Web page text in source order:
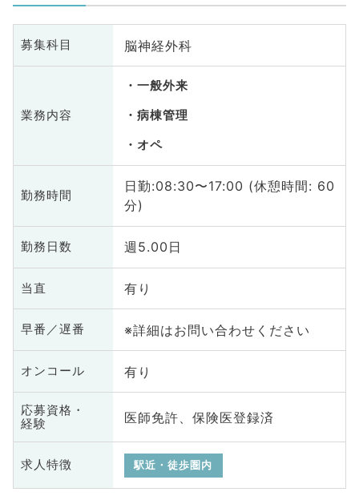
募集科目 脳神経外科
業務内容
一般外来
病棟管理
オペ
勤務時間
日勤:08:30〜17:00 (休憩時間: 60
分)
勤務日数 週5.00日
当直 有り
早番／遅番 ※詳細はお問い合わせください
オンコール 有り
応募資格・
経験
医師免許、保険医登録済
求人特徴 駅近・徒歩圏内